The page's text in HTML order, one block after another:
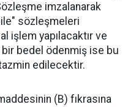
imzalanarak
sözleşmeleri
işlem yapılacaktır ve
bedel ödenmiş ise bu
edilecektir.
(B) fıkrasına